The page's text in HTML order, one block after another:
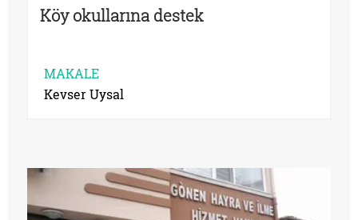
Köy okullarına destek
MAKALE
Kevser Uysal